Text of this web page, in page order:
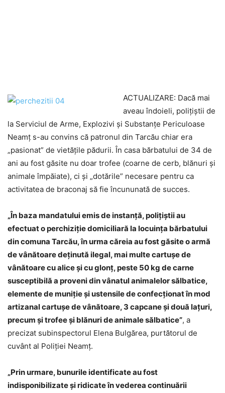
ACTUALIZARE: Dacă mai
aveau îndoieli, poliţiştii de
la Serviciul de Arme, Explozivi și Substanțe Periculoase
Neamț s-au convins că patronul din Tarcău chiar era
„pasionat” de vietăţile pădurii. În casa bărbatului de 34 de
ani au fost găsite nu doar trofee (coarne de cerb, blănuri şi
animale împăiate), ci şi „dotările” necesare pentru ca
activitatea de braconaj să fie încununată de succes.
„În baza mandatului emis de instanță, polițiștii au
efectuat o perchiziție domiciliară la locuința bărbatului
din comuna Tarcău, în urma căreia au fost găsite o armă
de vânătoare deținută ilegal, mai multe cartușe de
vânătoare cu alice și cu glonț, peste 50 kg de carne
susceptibilă a proveni din vânatul animalelor sălbatice,
elemente de muniție și ustensile de confecționat în mod
artizanal cartușe de vânătoare, 3 capcane și două lațuri,
precum și trofee și blănuri de animale sălbatice”, a
precizat subinspectorul Elena Bulgărea, purtătorul de
cuvânt al Poliţiei Neamţ.
„Prin urmare, bunurile identificate au fost
indisponibilizate și ridicate în vederea continuării